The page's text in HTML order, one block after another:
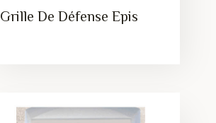
Grille De Défense Epis